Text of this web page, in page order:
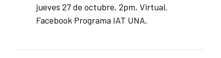
jueves 27 de octubre, 2pm, Virtual.
Facebook Programa IAT UNA.